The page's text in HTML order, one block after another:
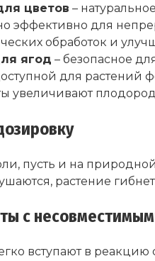
цветов –
эффективно для
обработок и
ягод – безопасное
для растений
увеличивают
пусть и на
растение
с
вступают в